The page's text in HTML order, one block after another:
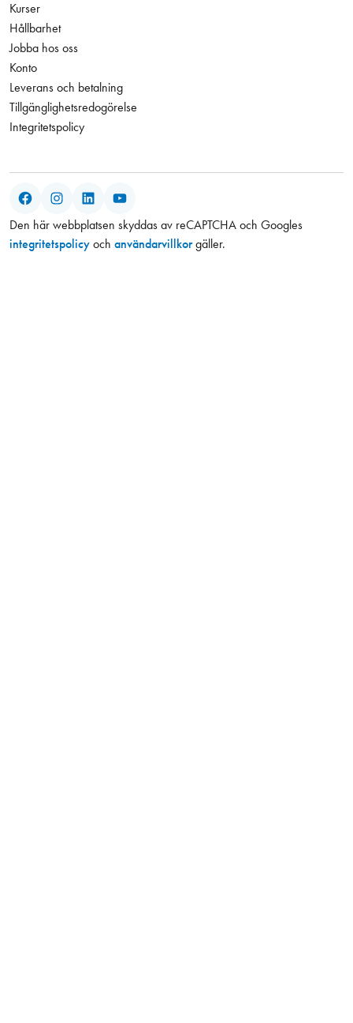
Kurser
Hållbarhet
Jobba hos oss
Konto
Leverans och betalning
Tillgänglighetsredogörelse
Integritetspolicy
Facebook
Instagram
LinkedIn
Den här webbplatsen skyddas av reCAPTCHA och Googles
integritetspolicy och användarvillkorgäller.